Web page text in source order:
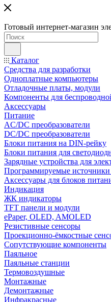
Готовый интернет-магазин
Каталог
Средства для разработки
Одноплатные компьютеры
Отладочные платы, модули
Компоненты для
Аксессуары
Питание
AC/DC преобразователи
DC/DC преобразователи
Блоки питания на DIN-рейку
Блоки питания для
Зарядные устройства для
Программируемые источники
Аксессуары для блоков
Индикация
ЖК индикаторы
TFT панели и модули
ePaper, OLED, AMOLED
Резистивные сенсоры
Проекционно-ёмкостные
Сопутствующие компоненты
Паяльное
Паяльные станции
Термовоздушные
Монтажные
Демонтажные
Инфракрасные